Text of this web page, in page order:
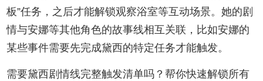
板”任务，之后才能解锁观察浴室等互动场景。她的剧
情与安娜等其他角色的故事线相互关联，比如安娜的
某些事件需要先完成黛西的特定任务才能触发。
需要‌黛西剧情线完整触发清单‌吗？帮你快速解锁所有